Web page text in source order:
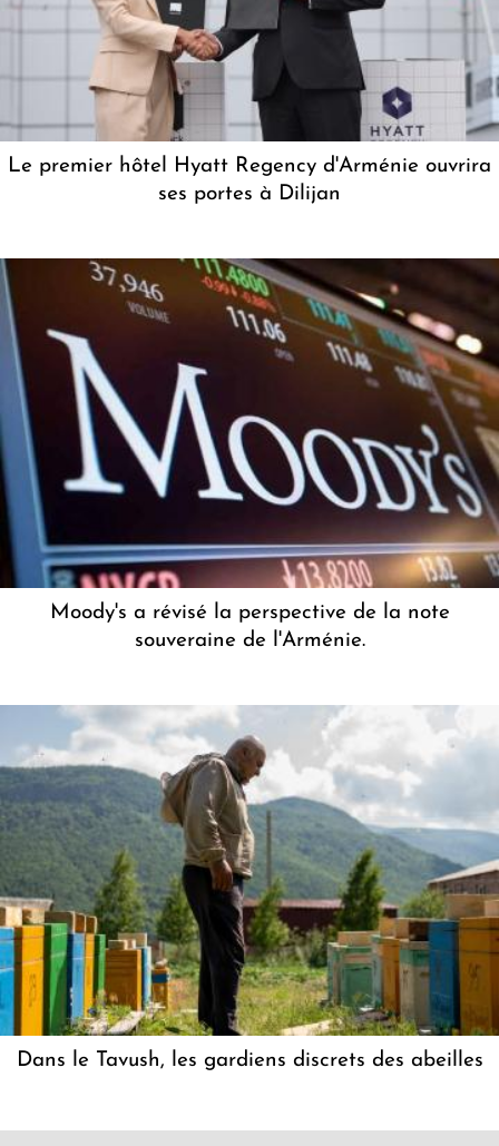
Le premier hôtel Hyatt Regency d'Arménie ouvrira
ses portes à Dilijan
Moody's a révisé la perspective de la note
souveraine de l'Arménie.
Dans le Tavush, les gardiens discrets des abeilles